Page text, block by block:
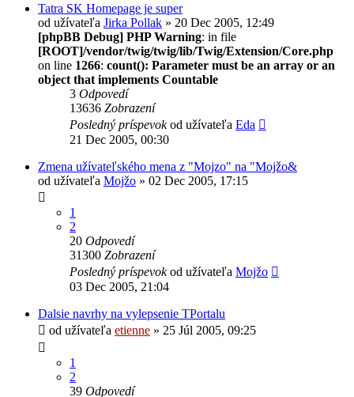
Tatra SK Homepage je super
od užívateľa Jirka Pollak » 20 Dec 2005, 12:49
[phpBB Debug] PHP Warning: in file
[ROOT]/vendor/twig/twig/lib/Twig/Extension/Core.php
on line 1266: count(): Parameter must be an array or an
object that implements Countable
3 Odpovedí
13636 Zobrazení
Posledný príspevokod užívateľa Eda
21 Dec 2005, 00:30
Zmena užívateľského mena z "Mojzo" na "Mojžo&
od užívateľa Mojžo » 02 Dec 2005, 17:15
1
2
20 Odpovedí
31300 Zobrazení
Posledný príspevokod užívateľa Mojžo
03 Dec 2005, 21:04
Dalsie navrhy na vylepsenie TPortalu
od užívateľa etienne » 25 Júl 2005, 09:25
1
2
39 Odpovedí